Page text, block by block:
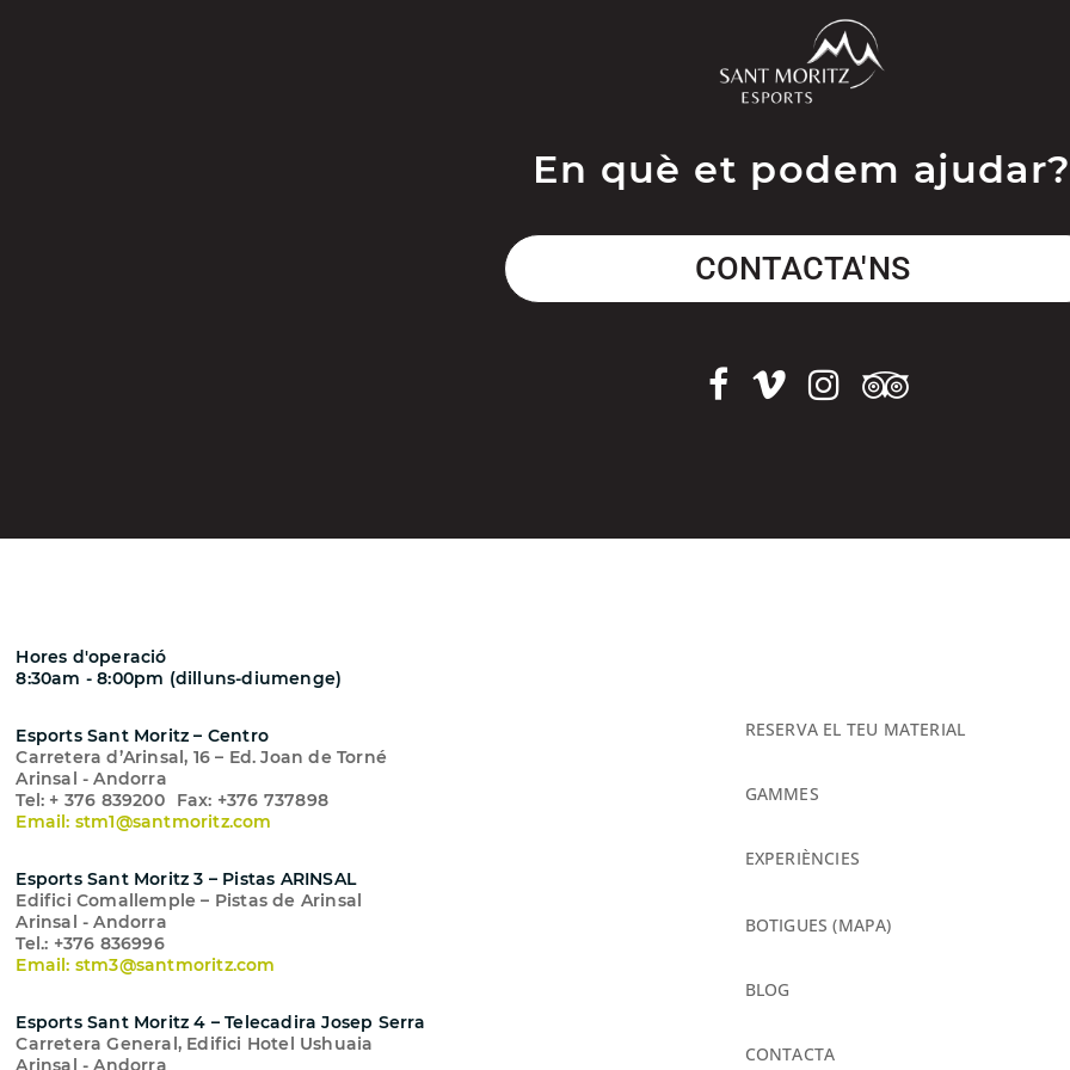
En què et podem
CONTACTA'NS
Hores d'operació
8:30am - 8:00pm (dilluns-diumenge)
Esports Sant Moritz – Centro
Carretera d’Arinsal, 16 – Ed. Joan de Torné
Arinsal - Andorra
Tel: + 376 839200
Fax: +376 737898
Email: stm1@santmoritz.com
Esports Sant Moritz 3 – Pistas ARINSAL
Edifici Comallemple – Pistas de Arinsal
Arinsal - Andorra
Tel.: +376 836996
Email: stm3@santmoritz.com
Esports Sant Moritz 4 – Telecadira Josep Serra
Carretera General, Edifici Hotel Ushuaia
Arinsal - Andorra
RESERVA EL TEU MATERIAL
GAMMES
EXPERIÈNCIES
BOTIGUES (MAPA)
BLOG
CONTACTA